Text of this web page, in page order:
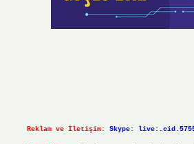
Reklam ve İletişim: Skype: